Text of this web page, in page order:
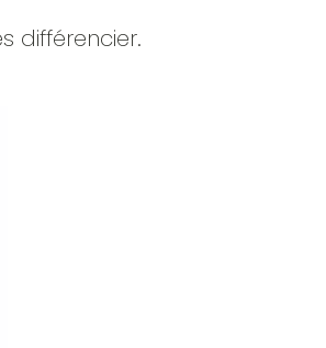
différencier.